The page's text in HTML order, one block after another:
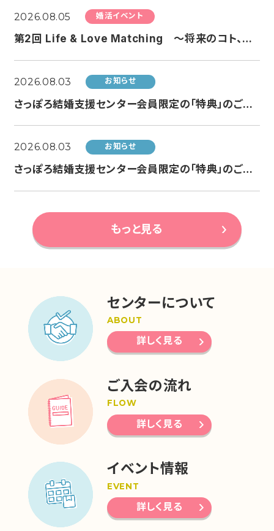
2026.08.05 婚活イベント
第2回 Life & Love Matching ～将来のコト、ちょっと話してみる？婚活～
2026.08.03 お知らせ
さっぽろ結婚支援センター会員限定の「特典」のご案内（AUNO by JOHNSON HOMES様より）
2026.08.03 お知らせ
さっぽろ結婚支援センター会員限定の「特典」のご案内（結婚相談所 Hiroka様より）
もっと見る
センターについて
ABOUT
詳しく見る
ご入会の流れ
FLOW
詳しく見る
イベント情報
EVENT
詳しく見る